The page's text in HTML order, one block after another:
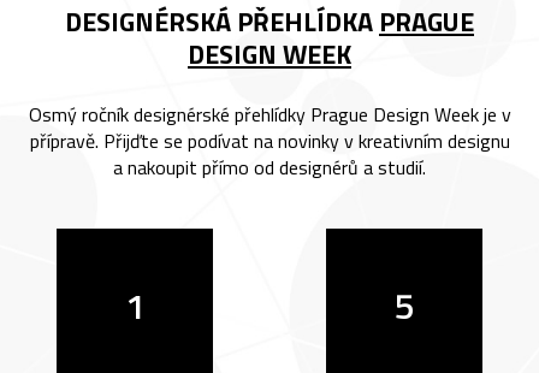
DESIGNÉRSKÁ PŘEHLÍDKA PRAGUE
DESIGN WEEK
Osmý ročník designérské přehlídky Prague Design Week je v
přípravě. Přijďte se podívat na novinky v kreativním designu
a nakoupit přímo od designérů a studií.
1 5